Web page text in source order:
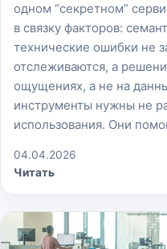
одном “секретном”
в связку факторов:
технические ошибки не
отслеживаются, а
ощущениях, а не на
инструменты нужны не
использования. Они
04.04.2026
Читать